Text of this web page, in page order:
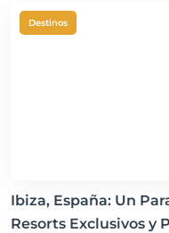
Destinos
Ibiza, España: Un
Resorts Exclusivos y